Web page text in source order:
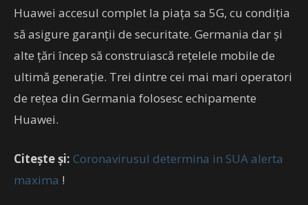
Huawei accesul complet la piaţa sa 5G, cu condiția
să asigure garanţii de securitate. Germania dar și
alte ţări încep să construiască reţelele mobile de
ultimă generaţie. Trei dintre cei mai mari operatori
de reţea din Germania folosesc echipamente
Huawei.
Citește și: Coronavirusul determina in SUA alerta
maxima !